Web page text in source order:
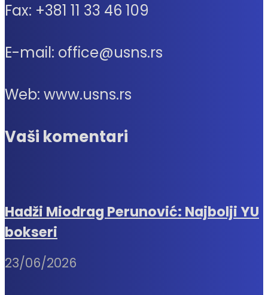
Fax: +381 11 33 46 109
E-mail: office@usns.rs
Web: www.usns.rs
Vaši komentari
Hadži Miodrag Perunović: Najbolji YU
bokseri
23/06/2026